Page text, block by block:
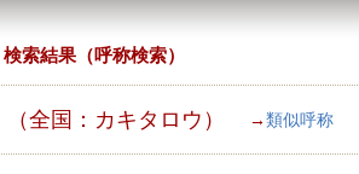
検索結果（呼称検索）
（全国：カキタロウ） → 類似呼称